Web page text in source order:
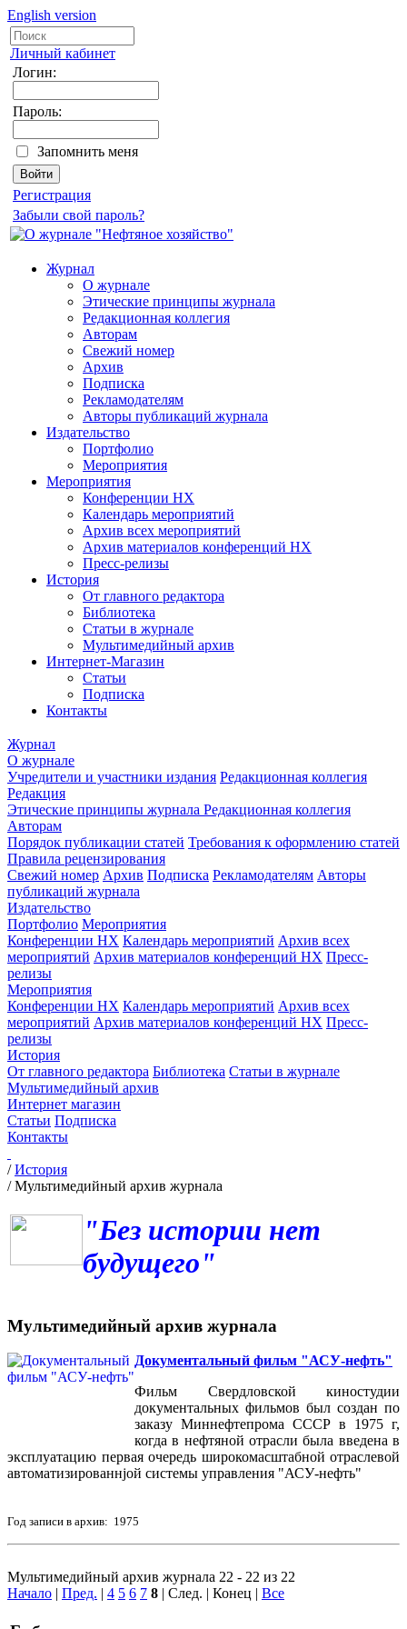
English version
Личный кабинет
Логин:
Пароль:
Запомнить меня
Регистрация
Забыли свой пароль?
Журнал
О журнале
Этические принципы журнала
Редакционная коллегия
Авторам
Свежий номер
Архив
Подписка
Рекламодателям
Авторы публикаций журнала
Издательство
Портфолио
Мероприятия
Мероприятия
Конференции НХ
Календарь мероприятий
Архив всех мероприятий
Архив материалов конференций НХ
Пресс-релизы
История
От главного редактора
Библиотека
Статьи в журнале
Мультимедийный архив
Интернет-Магазин
Статьи
Подписка
Контакты
Журнал
О журнале
Учредители и участники издания Редакционная коллегия
Редакция
Этические принципы журнала Редакционная коллегия
Авторам
Порядок публикации статей Требования к оформлению статей
Правила рецензирования
Свежий номер Архив Подписка Рекламодателям Авторы
публикаций журнала
Издательство
Портфолио Мероприятия
Конференции НХ Календарь мероприятий Архив всех
мероприятий Архив материалов конференций НХ Пресс-
релизы
Мероприятия
Конференции НХ Календарь мероприятий Архив всех
мероприятий Архив материалов конференций НХ Пресс-
релизы
История
От главного редактора Библиотека Статьи в журнале
Мультимедийный архив
Интернет магазин
Статьи Подписка
Контакты
/История
/Мультимедийный архив журнала
"Без истории нет
будущего"
Мультимедийный архив журнала
Документальный фильм "АСУ-нефть"
Фильм Свердловской киностудии
документальных фильмов был создан по
заказу Миннефтепрома СССР в 1975 г,
когда в нефтяной отрасли была введена в
эксплуатацию первая очередь широкомасштабной отраслевой
автоматизированнjой системы управления "АСУ-нефть"
Год записи в архив: 1975
Мультимедийный архив журнала 22 - 22 из 22
Начало | Пред. | 4 5 6 7 8 | След. | Конец | Все